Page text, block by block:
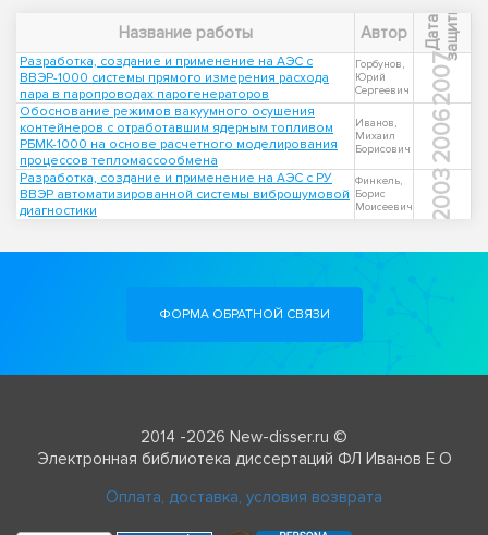
Название работы Автор Д
а
т
а
з
а
щ
и
т ы
Разработка, создание и применение на АЭС с
ВВЭР-1000 системы прямого измерения расхода
пара в паропроводах парогенераторов
Горбунов,
Юрий
Сергеевич
2007
Обоснование режимов вакуумного осушения
контейнеров с отработавшим ядерным топливом
РБМК-1000 на основе расчетного моделирования
процессов тепломассообмена
Иванов,
Михаил
Борисович
2006
Разработка, создание и применение на АЭС с РУ
ВВЭР автоматизированной системы виброшумовой
диагностики
Финкель,
Борис
Моисеевич
2003
ФОРМА ОБРАТНОЙ СВЯЗИ
2014 -2026 New-disser.ru ©
Электронная библиотека диссертаций ФЛ Иванов Е О
Оплата, доставка, условия возврата